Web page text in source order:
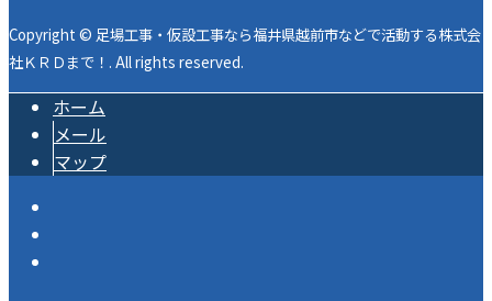
Copyright © 足場工事・仮設工事なら福井県越前市などで活動する株式会
社ＫＲＤまで！. All rights reserved.
ホーム
メール
マップ